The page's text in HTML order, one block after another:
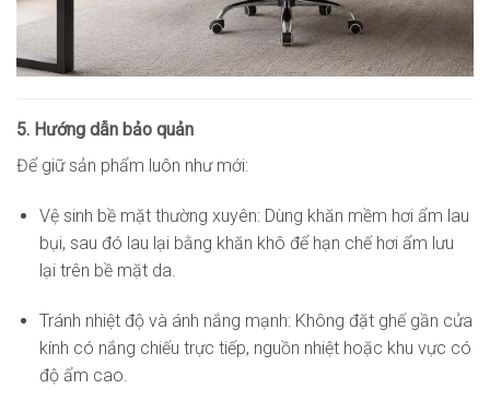
5. Hướng dẫn bảo quản
Để giữ sản phẩm luôn như mới:
Vệ sinh bề mặt thường xuyên: Dùng khăn mềm hơi ẩm lau
bụi, sau đó lau lại bằng khăn khô để hạn chế hơi ẩm lưu
lại trên bề mặt da.
Tránh nhiệt độ và ánh nắng mạnh: Không đặt ghế gần cửa
kính có nắng chiếu trực tiếp, nguồn nhiệt hoặc khu vực có
độ ẩm cao.